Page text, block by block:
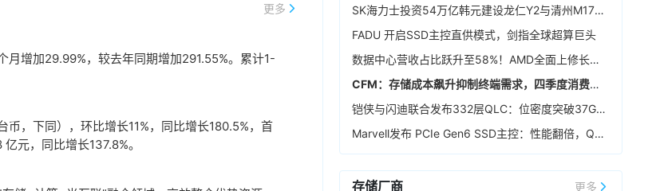
更多
增加29.99%，较去年同期增加291.55%。累计1-
，下同），环比增长11%，同比增长180.5%，首
元，同比增长137.8%。
SK海力士投资54万亿韩元建设龙仁Y2与清州M17晶圆厂，确保中长期生产基础
FADU 开启SSD主控直供模式，剑指全球超算巨头
数据中心营收占比跃升至58%！AMD全面上修长期财务指引，2027年该板块营收将翻倍
CFM：存储成本飙升抑制终端需求，四季度消费级NAND行情恐承压
铠侠与闪迪联合发布332层QLC：位密度突破37Gb/mm²
Marvell发布 PCIe Gen6 SSD主控：性能翻倍，Q4送样
存储厂商 更多